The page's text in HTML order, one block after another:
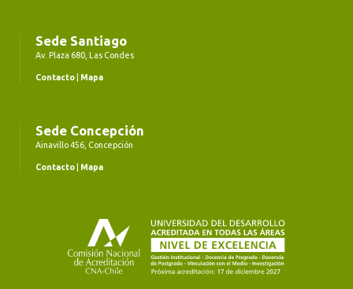
Sede Santiago
Av. Plaza 680, Las Condes
Contacto Mapa
Sede Concepción
Ainavillo 456, Concepción
Contacto Mapa